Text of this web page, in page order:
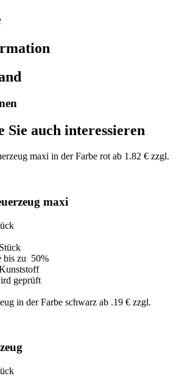
Sie auch interessieren
maxi
bis zu 50%
geprüft